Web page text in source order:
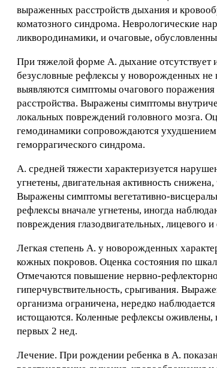
выраженных расстройств дыхания и
коматозного синдрома. Неврологические
ликвородинамики, и очаговые,
При тяжелой форме А. дыхание отсутствует
безусловные рефлексы у новорожденных не
выявляются симптомы очагового поражения
расстройства. Выражены симптомы
локальных повреждений головного мозга.
гемодинамики сопровождаются ухудшением
геморрагического синдрома.
А. средней тяжести характеризуется
угнетены, двигательная активность
Выражены симптомы вегетативно-
рефлексы вначале угнетены, иногда
повреждения глазодвигательных, лицевого
Легкая степень А. у новорожденных
кожных покровов. Оценка состояния по
Отмечаются повышение нервно-
гиперчувствительность, срыгивания.
организма ограничена, нередко
истощаются. Коленные рефлексы оживлены,
первых 2 нед.
Лечение. При рождении ребенка в А.